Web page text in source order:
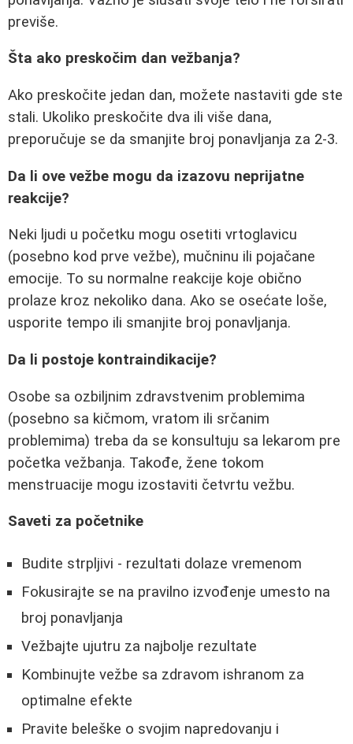
previše.
Šta ako preskočim dan vežbanja?
Ako preskočite jedan dan, možete nastaviti gde ste
stali. Ukoliko preskočite dva ili više dana,
preporučuje se da smanjite broj ponavljanja za 2-3.
Da li ove vežbe mogu da izazovu neprijatne
reakcije?
Neki ljudi u početku mogu osetiti vrtoglavicu
(posebno kod prve vežbe), mučninu ili pojačane
emocije. To su normalne reakcije koje obično
prolaze kroz nekoliko dana. Ako se osećate loše,
usporite tempo ili smanjite broj ponavljanja.
Da li postoje kontraindikacije?
Osobe sa ozbiljnim zdravstvenim problemima
(posebno sa kičmom, vratom ili srčanim
problemima) treba da se konsultuju sa lekarom pre
početka vežbanja. Takođe, žene tokom
menstruacije mogu izostaviti četvrtu vežbu.
Saveti za početnike
Budite strpljivi - rezultati dolaze vremenom
Fokusirajte se na pravilno izvođenje umesto na
broj ponavljanja
Vežbajte ujutru za najbolje rezultate
Kombinujte vežbe sa zdravom ishranom za
optimalne efekte
Pravite beleške o svojim napredovanju i